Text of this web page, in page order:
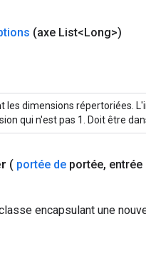
(axe List<Long>)
les dimensions répertoriées.
qui n'est pas 1. Doit être
( portée de portée, entrée
encapsulant une